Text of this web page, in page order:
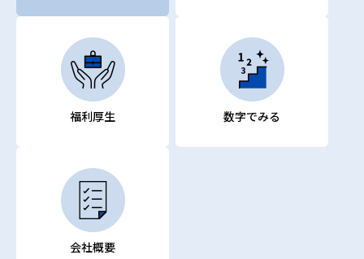
福利厚生 数字でみる
会社概要